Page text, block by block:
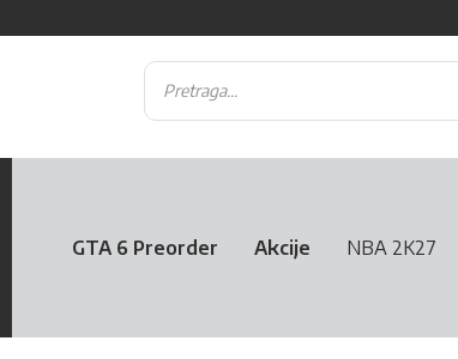
GTA 6 Preorder Akcije NBA 2K27